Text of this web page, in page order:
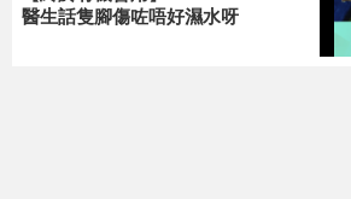
醫生話隻腳傷咗唔好濕水呀